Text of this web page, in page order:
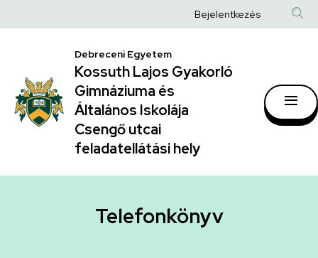
|
Kossuth
Lajos
Gyakorló
Gimnáziuma
Általános
a
Anonim
fiók
Bejelentkezés
Debreceni Egyetem
Kossuth Lajos Gyakorló
Gimnáziuma és
Általános Iskolája
Csengő utcai
feladatellátási hely
Telefonkönyv